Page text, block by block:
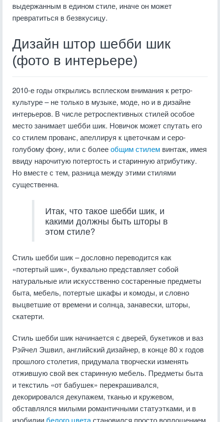
выдержанным в едином стиле, иначе он может
превратиться в безвкусицу.
Дизайн штор шебби шик
(фото в интерьере)
2010-е годы открылись всплеском внимания к ретро-
культуре – не только в музыке, моде, но и в дизайне
интерьеров. В числе ретроспективных стилей особое
место занимает шебби шик. Новичок может спутать его
со стилем прованс, апеллируя к цветочкам и серо-
голубому фону, или с болееобщим стилем винтаж, имея
ввиду нарочитую потертость и старинную атрибутику.
Но вместе с тем, разница между этими стилями
существенна.
Итак, что такое шебби шик, и
какими должны быть шторы в
этом стиле?
Стиль шебби шик – дословно переводится как
«потертый шик», буквально представляет собой
натуральные или искусственно состаренные предметы
быта, мебель, потертые шкафы и комоды, и словно
выцветшие от времени и солнца, занавески, шторы,
скатерти.
Стиль шебби шик начинается с дверей, букетиков и ваз
Рэйчел Эшвил, английский дизайнер, в конце 80 х годов
прошлого столетия, придумала творчески изменять
отжившую свой век старинную мебель. Предметы быта
и текстиль «от бабушек» перекрашивался,
декорировался декупажем, тканью и кружевом,
обставлялся милыми романтичными статуэтками, и в
изобилиибелого цветастановился просто воплощением